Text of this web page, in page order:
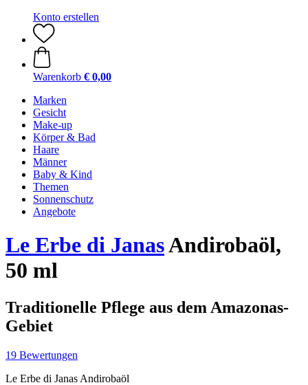
Konto erstellen
Warenkorb € 0,00
Marken
Gesicht
Make-up
Körper & Bad
Haare
Männer
Baby & Kind
Themen
Sonnenschutz
Angebote
Le Erbe di JanasAndirobaöl,
50 ml
Traditionelle Pflege aus dem Amazonas-
Gebiet
19 Bewertungen
Le Erbe di Janas Andirobaöl